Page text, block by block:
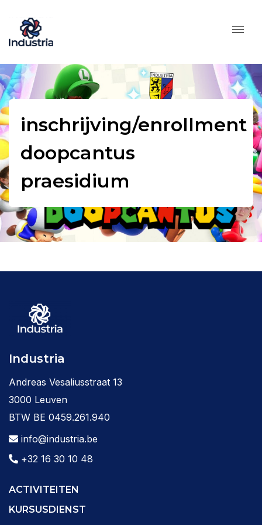
inschrijving/enrollment
doopcantus
praesidium
Industria
Andreas Vesaliusstraat 13
3000 Leuven
BTW BE 0459.261.940
info@industria.be
+32 16 30 10 48
ACTIVITEITEN
KURSUSDIENST